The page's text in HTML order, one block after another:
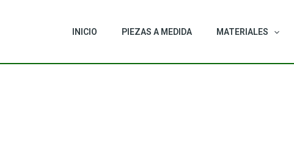
INICIO PIEZAS A MEDIDA MATERIALES